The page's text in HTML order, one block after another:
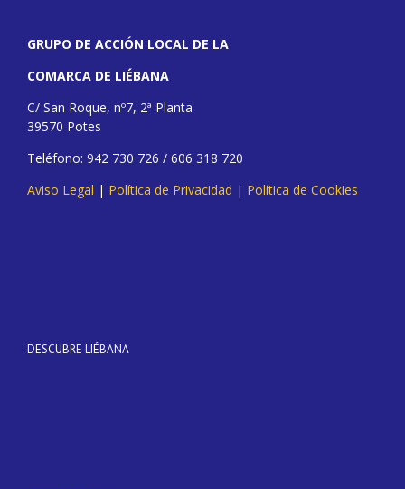
GRUPO DE ACCIÓN LOCAL DE LA
COMARCA DE LIÉBANA
C/ San Roque, nº7, 2ª Planta
39570 Potes
Teléfono: 942 730 726 / 606 318 720
Aviso Legal | Política de Privacidad | Política de Cookies
DESCUBRE LIÉBANA